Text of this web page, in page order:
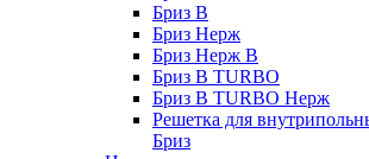
Бриз В
Бриз Нерж
Бриз Нерж В
Бриз В TURBO
Бриз В TURBO Нерж
Решетка для
Бриз